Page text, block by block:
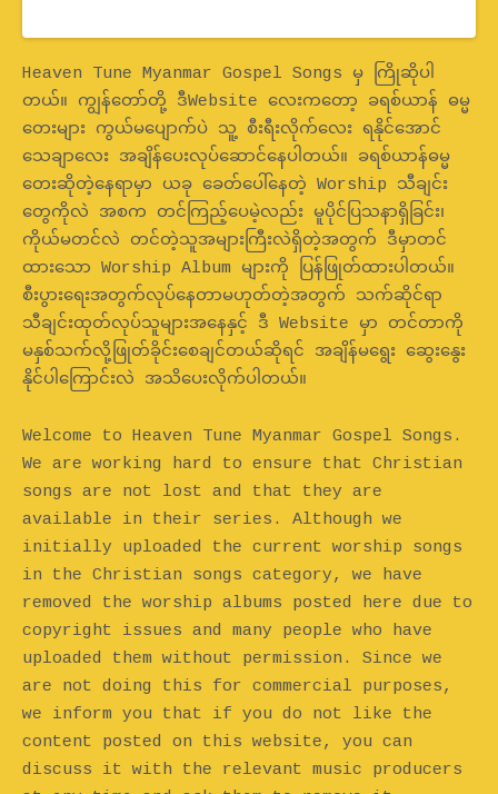
Home
Heaven Tune Myanmar Gospel Songs မှ ကြိုဆိုပါ
တယ်။ ကျွန်တော်တို့ ဒီWebsite လေးကတော့ ခရစ်ယာန် ဓမ္မ
တေးများ ကွယ်မပျောက်ပဲ သူ့ စီးရီးလိုက်လေး ရနိုင်အောင်
သေချာလေး အချိန်ပေးလုပ်ဆောင်နေပါတယ်။ ခရစ်ယာန်ဓမ္မ
တေးဆိုတဲ့နေရာမှာ ယခု ခေတ်ပေါ်နေတဲ့ Worship သီချင်း
တွေကိုလဲ အစက တင်ကြည့်ပေမဲ့လည်း မူပိုင်ပြသနာရှိခြင်း၊
ကိုယ်မတင်လဲ တင်တဲ့သူအများကြီးလဲရှိတဲ့အတွက် ဒီမှာတင်
ထားသော Worship Album များကို ပြန်ဖြုတ်ထားပါတယ်။
စီးပွားရေးအတွက်လုပ်နေတာမဟုတ်တဲ့အတွက် သက်ဆိုင်ရာ
သီချင်းထုတ်လုပ်သူများအနေနှင့် ဒီ Website မှာ တင်တာကို
မနှစ်သက်လို့ဖြုတ်ခိုင်းစေချင်တယ်ဆိုရင် အချိန်မရွေး ဆွေးနွေး
နိုင်ပါကြောင်းလဲ အသိပေးလိုက်ပါတယ်။
Welcome to Heaven Tune Myanmar Gospel Songs.
We are working hard to ensure that Christian
songs are not lost and that they are
available in their series. Although we
initially uploaded the current worship songs
in the Christian songs category, we have
removed the worship albums posted here due to
copyright issues and many people who have
uploaded them without permission. Since we
are not doing this for commercial purposes,
we inform you that if you do not like the
content posted on this website, you can
discuss it with the relevant music producers